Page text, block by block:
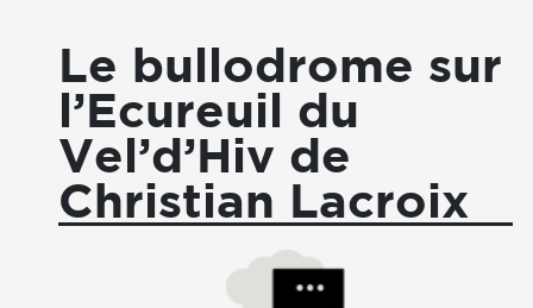
Le bullodrome sur
l’Ecureuil du
Vel’d’Hiv de
Christian Lacroix